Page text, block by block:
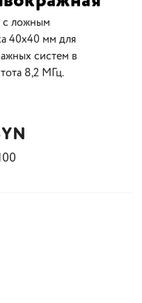
с ложным
40x40 мм для
систем в
8,2 МГц.